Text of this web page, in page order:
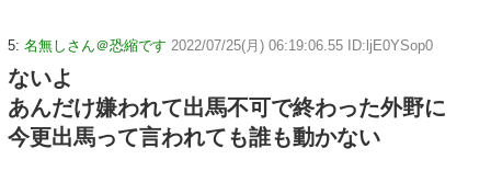
5: 名無しさん＠恐縮です 2022/07/25(月) 06:19:06.55 ID:ljE0YSop0
ないよ
あんだけ嫌われて出馬不可で終わった外野に
今更出馬って言われても誰も動かない